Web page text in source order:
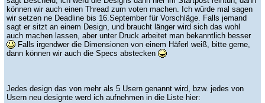
können wir auch einen Thread zum voten machen. Ich würde mal sagen
wir setzen ne Deadline bis 16.September für Vorschläge. Falls jemand
sagt er sitzt an einem Design, und braucht länger wird sich das wohl
auch machen lassen, aber unter Druck arbeitet man bekanntlich besser
Falls irgendwer die Dimensionen von einem Häferl weiß, bitte gerne,
dann können wir auch die Specs abstecken
Jedes design das von mehr als 5 Usern genannt wird, bzw. jedes von
Usern neu designte werd ich aufnehmen in die Liste hier: